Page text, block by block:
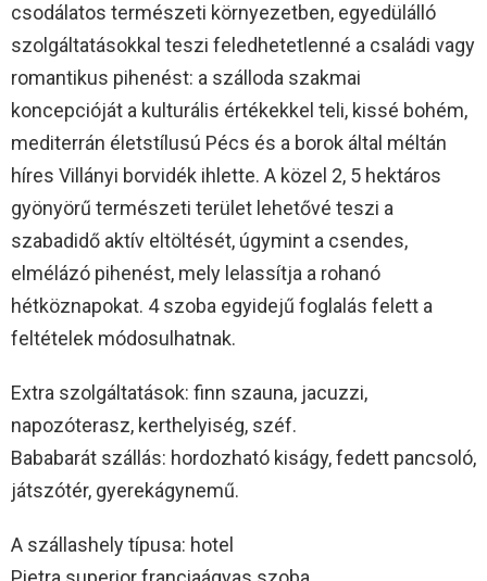
csodálatos természeti környezetben, egyedülálló
szolgáltatásokkal teszi feledhetetlenné a családi vagy
romantikus pihenést: a szálloda szakmai
koncepcióját a kulturális értékekkel teli, kissé bohém,
mediterrán életstílusú Pécs és a borok által méltán
híres Villányi borvidék ihlette. A közel 2, 5 hektáros
gyönyörű természeti terület lehetővé teszi a
szabadidő aktív eltöltését, úgymint a csendes,
elmélázó pihenést, mely lelassítja a rohanó
hétköznapokat. 4 szoba egyidejű foglalás felett a
feltételek módosulhatnak.
Extra szolgáltatások: finn szauna, jacuzzi,
napozóterasz, kerthelyiség, széf.
Bababarát szállás: hordozható kiságy, fedett pancsoló,
játszótér, gyerekágynemű.
A szállashely típusa: hotel